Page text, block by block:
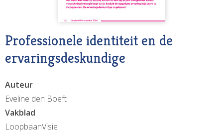
Professionele identiteit en de
ervaringsdeskundige
Auteur
Eveline den Boeft
Vakblad
LoopbaanVisie